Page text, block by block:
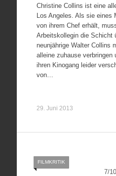
Christine Collins ist eine
Los Angeles. Als sie eines
von ihrem Chef erhält,
Arbeitskollegin die Schicht
neunjährige Walter Collins
alleine zuhause verbringen
ihren Kinogang leider
von…
29. Juni 2013
7/10
FILMKRITIK